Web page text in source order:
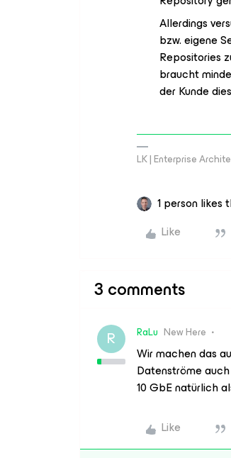
Allerdings
bzw. eigene
Repositories
braucht
der Kunde
LK | Enterprise
1 person likes
Like
3 comments
R RaLu New Here
Wir machen das
Datenströme
10 GbE natürlich
Like